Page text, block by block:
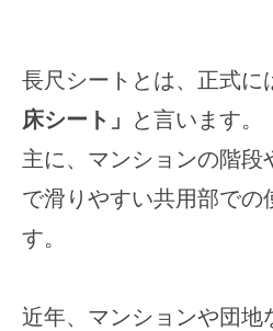
長尺シートとは、正式に
床シート」
と言います。
主に、マンションの階段
で滑りやすい共用部での
す。
近年、マンションや団地